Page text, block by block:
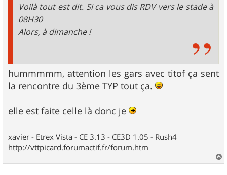
Voilà tout est dit. Si ca vous dis RDV vers le stade à
08H30
Alors, à dimanche !
hummmmm, attention les gars avec titof ça sent
la rencontre du 3ème TYP tout ça.
elle est faite celle là donc je
xavier - Etrex Vista - CE 3.13 - CE3D 1.05 - Rush4
http://vttpicard.forumactif.fr/forum.htm
a